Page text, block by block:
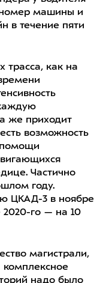
машины и
в течение пяти
трасса, как на
же приходит
возможность
помощи
Частично
году.
ЦКАД-3 в ноябре
го — на 10
магистрали,
надо было